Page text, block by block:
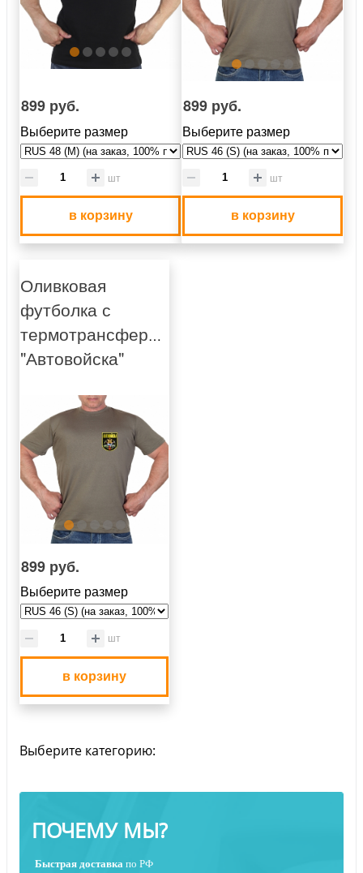
899 руб.
Выберите размер
шт
в корзину
899 руб.
Выберите размер
шт
в корзину
Оливковая
футболка с
термотрансфером
"Автовойска"
899 руб.
Выберите размер
шт
в корзину
Выберите категорию:
ПОЧЕМУ МЫ?
Быстрая доставка по РФ